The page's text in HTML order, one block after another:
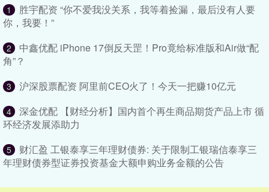
1
胜宇配资 “你不爱我没关系，我等着捡漏，最后没有人要
你，我要！”
2
中鑫优配 iPhone 17倒反天罡！Pro竟给标准版和Air做“配
角”？
3 沪深股票配资 阿里前CEO火了！今天一把赚10亿元
4
深金优配 【财经分析】国内首个再生商品期货产品上市 循
环经济发展添助力
5
财汇盈 工银泰享三年理财债券: 关于限制工银瑞信泰享三
年理财债券型证券投资基金大额申购业务金额的公告